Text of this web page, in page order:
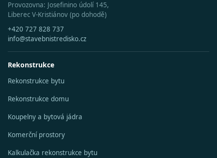
Provozovna: Josefinino údolí 145,
Liberec V-Kristiánov (po dohodě)
+420 727 828 737
info@stavebnistredisko.cz
Rekonstrukce
Rekonstrukce bytu
Rekonstrukce domu
Koupelny a bytová jádra
Komerční prostory
Kalkulačka rekonstrukce bytu